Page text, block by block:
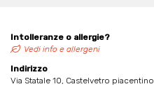
Intolleranze o allergie?
Vedi info e allergeni
Indirizzo
Via Statale 10, Castelvetro piacentino